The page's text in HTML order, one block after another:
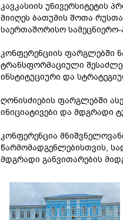
კავკასიის უნივერსიტეტის
მიიღეს ბათუმის შოთა
საერთაშორისო სამეცნიერო-
კონფერენციის ფარგლებში
ტრანსფორმაციული
ინსტიტუციური და
ღონისძიების ფარგლებში
ინიციატივები და მდგრადი
კონფერენცია
წარმომადგენლებისთვის,
მდგრადი განვითარების